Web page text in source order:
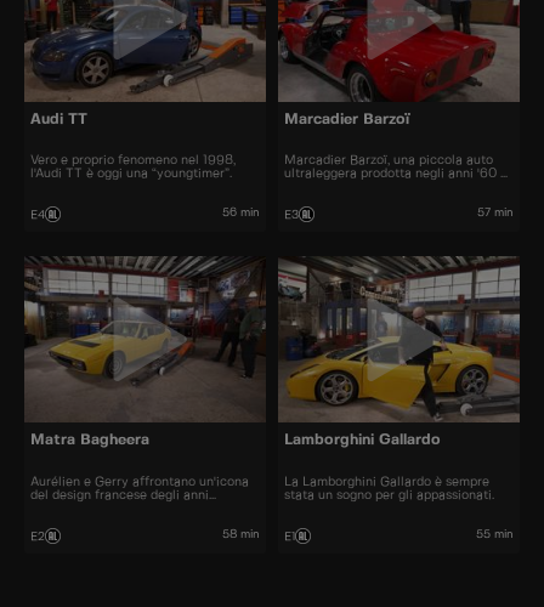
Audi TT
Vero e proprio fenomeno nel 1998,
l'Audi TT è oggi una “youngtimer”.
E4 56 min
Marcadier Barzoï
Marcadier Barzoï, una piccola auto
ultraleggera prodotta negli anni '60 e
E3 57 min
Matra Bagheera
Aurélien e Gerry affrontano un'icona
del design francese degli anni
E2 58 min
Lamborghini Gallardo
La Lamborghini Gallardo è sempre
stata un sogno per gli appassionati.
E1 55 min